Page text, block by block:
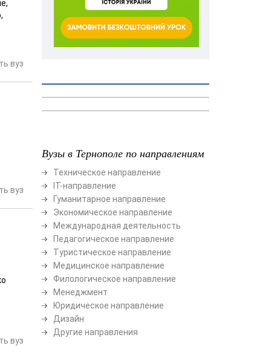
вуз
вуз
вуз
Вузы в Тернополе по направлениям
Техническое направление
ІТ-направление
Гуманитарное направление
Экономическое направление
Международная деятельность
Педагогическое направление
Туристическое направление
Медицинское направление
Филологическое направление
Менеджмент
Юридическое направление
Дизайн
Другие направления